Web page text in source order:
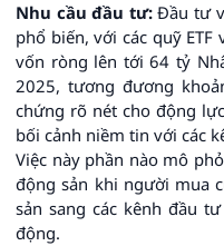
Nhu cầu đầu tư:Đầu tư
phổ biến, với các quỹ
vốn ròng lên tới 64 tỷ
2025, tương đương
chứng rõ nét cho động
bối cảnh niềm tin với các
Việc này phần nào mô
động sản khi người mua
sản sang các kênh đầu
động.